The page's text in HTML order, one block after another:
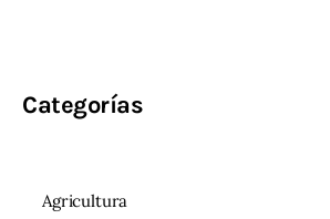
Categorías
Agricultura